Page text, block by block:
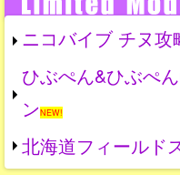
ニコバイブ チヌ攻
ひぶぺん&ひぶぺ
ンNEW!
北海道フィールド